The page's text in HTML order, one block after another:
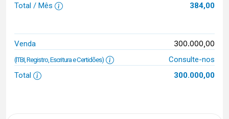
Total / Mês
384,00
Venda 300.000,00
(ITBI, Registro, Escritura e Certidões)
Consulte-nos
Total
300.000,00